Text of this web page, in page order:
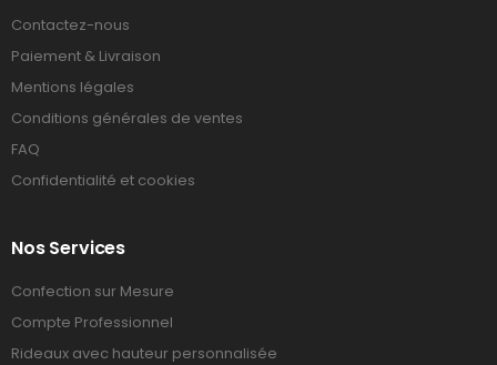
Contactez-nous
Paiement & Livraison
Mentions légales
Conditions générales de ventes
FAQ
Confidentialité et cookies
Nos Services
Confection sur Mesure
Compte Professionnel
Rideaux avec hauteur personnalisée